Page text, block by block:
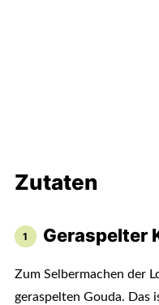
Zutaten
Geraspelter
Zum Selbermachen der
geraspelten Gouda. Das